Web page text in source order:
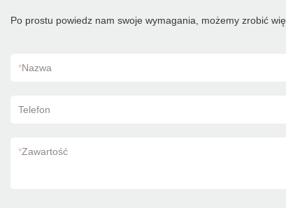
Po prostu powiedz nam swoje wymagania, możemy zrobić
*Nazwa
Telefon
*Zawartość